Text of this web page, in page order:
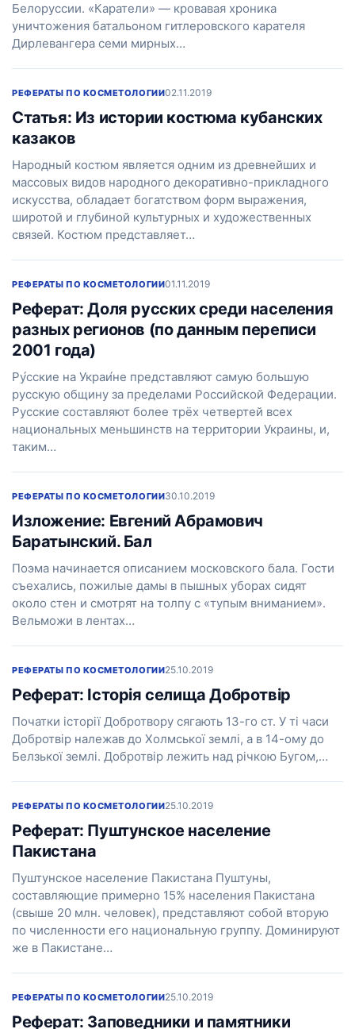
Белоруссии. «Каратели» — кровавая хроника
уничтожения батальоном гитлеровского карателя
Дирлевангера семи мирных…
РЕФЕРАТЫ ПО КОСМЕТОЛОГИИ02.11.2019
Статья: Из истории костюма кубанских
казаков
Народный костюм является одним из древнейших и
массовых видов народного декоративно-прикладного
искусства, обладает богатством форм выражения,
широтой и глубиной культурных и художественных
связей. Костюм представляет…
РЕФЕРАТЫ ПО КОСМЕТОЛОГИИ01.11.2019
Реферат: Доля русских среди населения
разных регионов (по данным переписи
2001 года)
Ру́сские на Украи́не представляют самую большую
русскую общину за пределами Российской Федерации.
Русские составляют более трёх четвертей всех
национальных меньшинств на территории Украины, и,
таким…
РЕФЕРАТЫ ПО КОСМЕТОЛОГИИ30.10.2019
Изложение: Евгений Абрамович
Баратынский. Бал
Поэма начинается описанием московского бала. Гости
съехались, пожилые дамы в пышных уборах сидят
около стен и смотрят на толпу с «тупым вниманием».
Вельможи в лентах…
РЕФЕРАТЫ ПО КОСМЕТОЛОГИИ25.10.2019
Реферат: Історія селища Добротвір
Початки історії Добротвору сягають 13-го ст. У ті часи
Добротвір належав до Холмської землі, а в 14-ому до
Белзької землі. Добротвір лежить над річкою Бугом,…
РЕФЕРАТЫ ПО КОСМЕТОЛОГИИ25.10.2019
Реферат: Пуштунское население
Пакистана
Пуштунское население Пакистана Пуштуны,
составляющие примерно 15% населения Пакистана
(свыше 20 млн. человек), представляют собой вторую
по численности его национальную группу. Доминируют
же в Пакистане…
РЕФЕРАТЫ ПО КОСМЕТОЛОГИИ25.10.2019
Реферат: Заповедники и памятники